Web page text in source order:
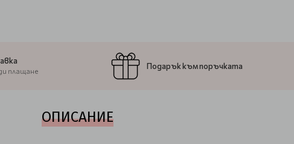
плащане
Подарък към поръчката
ОПИСАНИЕ